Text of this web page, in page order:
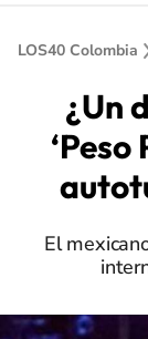
LOS40 Colombia
¿Un
El